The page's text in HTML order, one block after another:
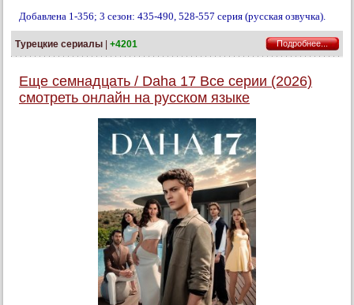
Добавлена 1-356; 3 сезон: 435-490, 528-557 серия (русская озвучка).
Турецкие сериалы +4201 Подробнее...
Еще семнадцать / Daha 17 Все серии (2026)
смотреть онлайн на русском языке